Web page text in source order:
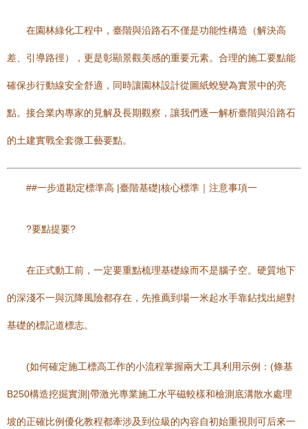
在園林綠化工程中，臺階與沿路石不僅是功能性構造（解決高
差、引導路徑），更是彰顯景觀美感的重要元素。合理的施工要點能
確保步行動線安全舒適，同時讓園林設計從圖紙蛻變為實景中的亮
點。接合業內專家的見解及長期觀察，讓我們逐一解析臺階與沿路石
的土建實戰全套微工藝要點。
##一步道勘定標準高 |臺階基礎|核心標準｜注意事項一
?要點提要?
在正式動工前，一定要重點梳理基礎線而不是腦子空。硬質地下
的深淺不一與沉降風險都存在，先推薦到場一米起水手靠鉆找出絕對
基礎的標記道標志。
(如何確定施工標高工作的小流程掌握兩大工具利用示例：(條基
B250構造挖掘實測|帶激光專業施工水平磁較樣和檢測底溝散水處理
坡的正確比例優化教程都牽涉及到位級的內容自初始重視則可后來一